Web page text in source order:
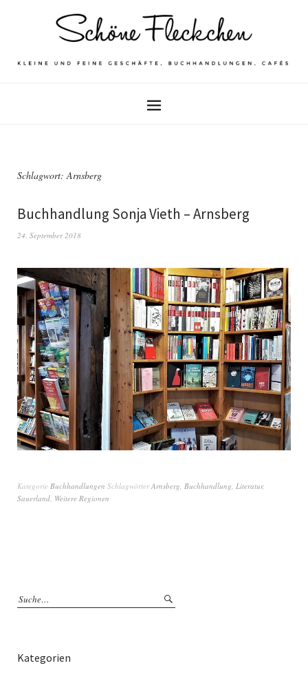
Schlagwort: Arnsberg
Buchhandlung Sonja Vieth – Arnsberg
24. September 2018
Kategorie Buchhandlungen SchlagwörterArnsberg, Buchhandlung, Literatur,
Sauerland, Weitere Regionen
Kategorien